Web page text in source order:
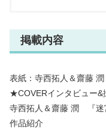
掲載内容
表紙：寺西拓人＆齋藤
★COVERインタビュー
寺西拓人＆齋藤 潤 『迷
作品紹介